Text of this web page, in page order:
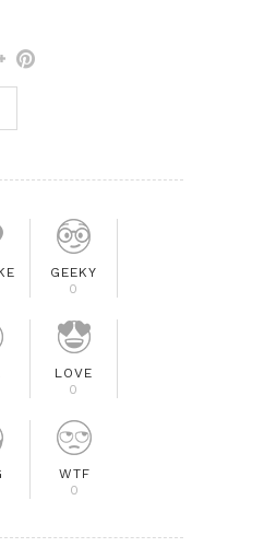
GEEKY
0
LOVE
0
WTF
0